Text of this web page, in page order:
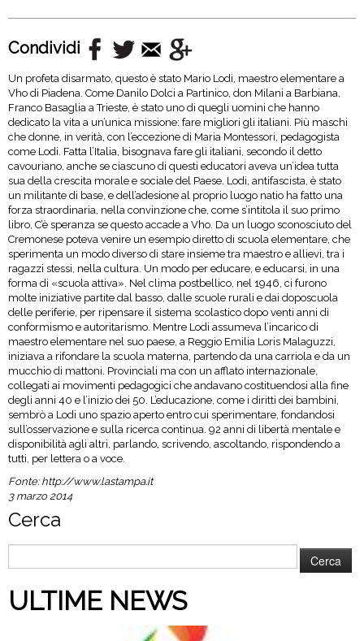
Condividi
Un profeta disarmato, questo è stato Mario Lodi, maestro elementare a
Vho di Piadena. Come Danilo Dolci a Partinico, don Milani a Barbiana,
Franco Basaglia a Trieste, è stato uno di quegli uomini che hanno
dedicato la vita a un’unica missione: fare migliori gli italiani. Più maschi
che donne, in verità, con l’eccezione di Maria Montessori, pedagogista
come Lodi. Fatta l’Italia, bisognava fare gli italiani, secondo il detto
cavouriano, anche se ciascuno di questi educatori aveva un’idea tutta
sua della crescita morale e sociale del Paese. Lodi, antifascista, è stato
un militante di base, e dell’adesione al proprio luogo natio ha fatto una
forza straordinaria, nella convinzione che, come s’intitola il suo primo
libro, C’è speranza se questo accade a Vho. Da un luogo sconosciuto del
Cremonese poteva venire un esempio diretto di scuola elementare, che
sperimenta un modo diverso di stare insieme tra maestro e allievi, tra i
ragazzi stessi, nella cultura. Un modo per educare, e educarsi, in una
forma di «scuola attiva». Nel clima postbellico, nel 1946, ci furono
molte iniziative partite dal basso, dalle scuole rurali e dai doposcuola
delle periferie, per ripensare il sistema scolastico dopo venti anni di
conformismo e autoritarismo. Mentre Lodi assumeva l’incarico di
maestro elementare nel suo paese, a Reggio Emilia Loris Malaguzzi,
iniziava a rifondare la scuola materna, partendo da una carriola e da un
mucchio di mattoni. Provinciali ma con un afflato internazionale,
collegati ai movimenti pedagogici che andavano costituendosi alla fine
degli anni 40 e l’inizio dei 50. L’educazione, come i diritti dei bambini,
sembrò a Lodi uno spazio aperto entro cui sperimentare, fondandosi
sull’osservazione e sulla ricerca continua. 92 anni di libertà mentale e
disponibilità agli altri, parlando, scrivendo, ascoltando, rispondendo a
tutti, per lettera o a voce.
Fonte:http://www.lastampa.it
3 marzo 2014
Cerca
per:
ULTIME NEWS